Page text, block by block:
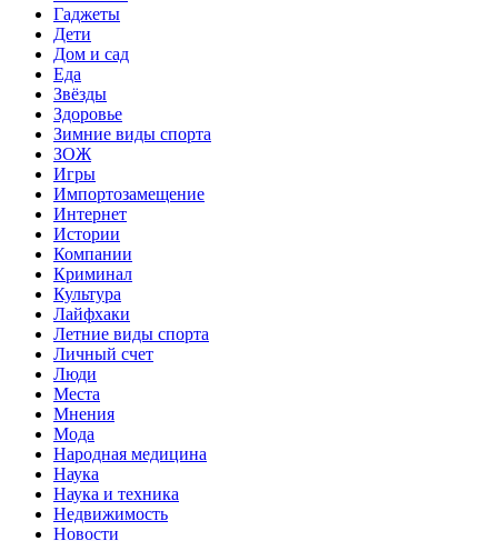
Гаджеты
Дети
Дом и сад
Еда
Звёзды
Здоровье
Зимние виды спорта
ЗОЖ
Игры
Импортозамещение
Интернет
Истории
Компании
Криминал
Культура
Лайфхаки
Летние виды спорта
Личный счет
Люди
Места
Мнения
Мода
Народная медицина
Наука
Наука и техника
Недвижимость
Новости